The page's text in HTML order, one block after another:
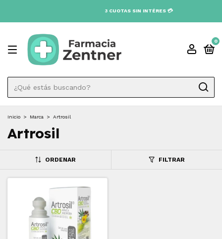
3 CUOTAS SIN INTÉRES 💳
0
Inicio > Marca > Artrosil
Artrosil
ORDENAR FILTRAR